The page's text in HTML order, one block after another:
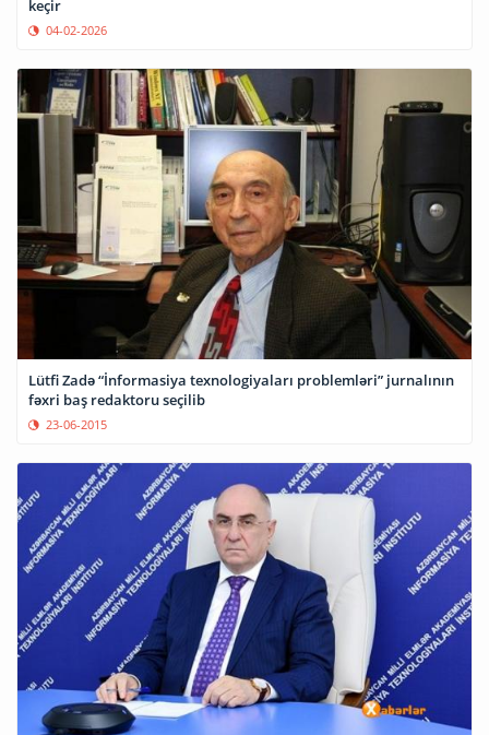
keçir
04-02-2026
Lütfi Zadə “İnformasiya texnologiyaları problemləri” jurnalının
fəxri baş redaktoru seçilib
23-06-2015